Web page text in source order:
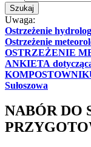
Szukaj
Uwaga:
Ostrzeżenie
Ostrzeżenie
OSTRZEŻENIE
ANKIETA
Sułoszowa
NABÓR DO